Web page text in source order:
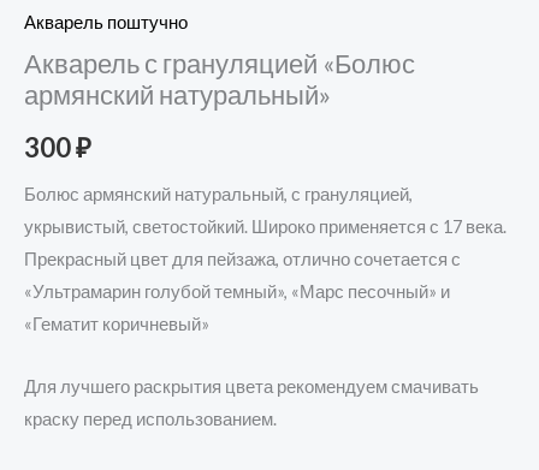
Акварель поштучно
Акварель с грануляцией «Болюс
армянский натуральный»
300₽
Болюс армянский натуральный, с грануляцией,
укрывистый, светостойкий. Широко применяется с 17 века.
Прекрасный цвет для пейзажа, отлично сочетается с
«Ультрамарин голубой темный», «Марс песочный» и
«Гематит коричневый»
Для лучшего раскрытия цвета рекомендуем смачивать
краску перед использованием.